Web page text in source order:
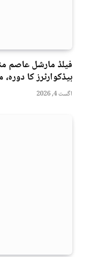
فیلڈ مارشل عاصم
ہیڈکوارٹرز کا
اگست 4, 2026